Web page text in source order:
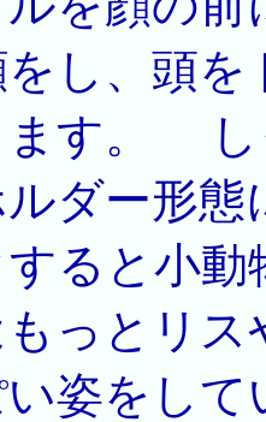
をし、頭
ます。 し
ダー形
すると小
っとリ
姿をして